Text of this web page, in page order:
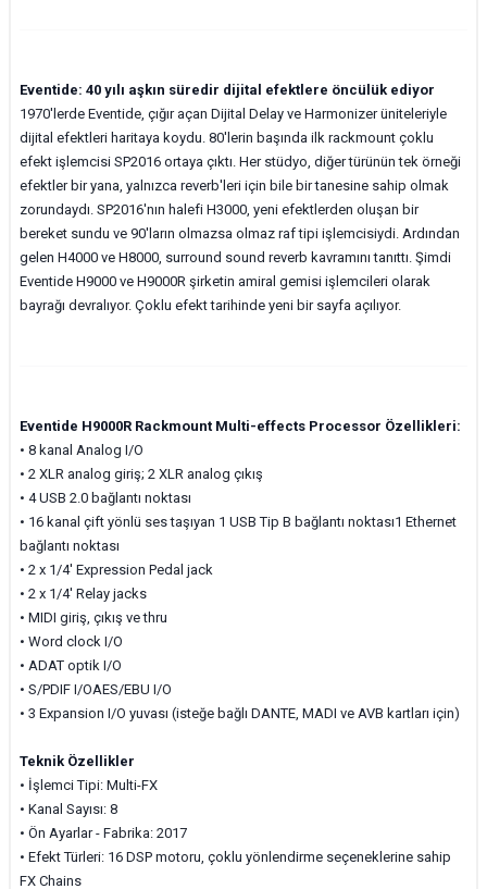
Eventide: 40 yılı aşkın süredir dijital efektlere öncülük ediyor
1970'lerde Eventide, çığır açan Dijital Delay ve Harmonizer üniteleriyle
dijital efektleri haritaya koydu. 80'lerin başında ilk rackmount çoklu
efekt işlemcisi SP2016 ortaya çıktı. Her stüdyo, diğer türünün tek örneği
efektler bir yana, yalnızca reverb'leri için bile bir tanesine sahip olmak
zorundaydı. SP2016'nın halefi H3000, yeni efektlerden oluşan bir
bereket sundu ve 90'ların olmazsa olmaz raf tipi işlemcisiydi. Ardından
gelen H4000 ve H8000, surround sound reverb kavramını tanıttı. Şimdi
Eventide H9000 ve H9000R şirketin amiral gemisi işlemcileri olarak
bayrağı devralıyor. Çoklu efekt tarihinde yeni bir sayfa açılıyor.
Eventide H9000R Rackmount Multi-effects Processor Özellikleri:
• 8 kanal Analog I/O
• 2 XLR analog giriş; 2 XLR analog çıkış
• 4 USB 2.0 bağlantı noktası
• 16 kanal çift yönlü ses taşıyan 1 USB Tip B bağlantı noktası1 Ethernet
bağlantı noktası
• 2 x 1/4' Expression Pedal jack
• 2 x 1/4' Relay jacks
• MIDI giriş, çıkış ve thru
• Word clock I/O
• ADAT optik I/O
• S/PDIF I/OAES/EBU I/O
• 3 Expansion I/O yuvası (isteğe bağlı DANTE, MADI ve AVB kartları için)
Teknik Özellikler
• İşlemci Tipi: Multi-FX
• Kanal Sayısı: 8
• Ön Ayarlar - Fabrika: 2017
• Efekt Türleri: 16 DSP motoru, çoklu yönlendirme seçeneklerine sahip
FX Chains